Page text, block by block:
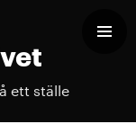
ett ställe